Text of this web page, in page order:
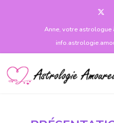
Anne, votre astrologue